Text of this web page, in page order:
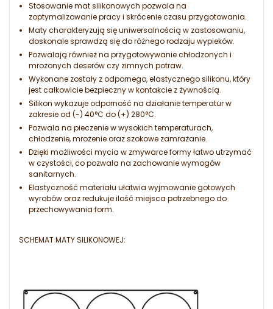
Stosowanie mat silikonowych pozwala na
zoptymalizowanie pracy i skrócenie czasu przygotowania.
Maty charakteryzują się uniwersalnością w zastosowaniu,
doskonale sprawdzą się do różnego rodzaju wypieków.
Pozwalają również na przygotowywanie chłodzonych i
mrożonych deserów czy zimnych potraw.
Wykonane zostały z odpornego, elastycznego silikonu, który
jest całkowicie bezpieczny w kontakcie z żywnością.
Silikon wykazuje odporność na działanie temperatur w
zakresie od (-) 40°C do (+) 280°C.
Pozwala na pieczenie w wysokich temperaturach,
chłodzenie, mrożenie oraz szokowe zamrażanie.
Dzięki możliwości mycia w zmywarce formy łatwo utrzymać
w czystości, co pozwala na zachowanie wymogów
sanitarnych.
Elastyczność materiału ułatwia wyjmowanie gotowych
wyrobów oraz redukuje ilość miejsca potrzebnego do
przechowywania form.
SCHEMAT MATY SILIKONOWEJ: